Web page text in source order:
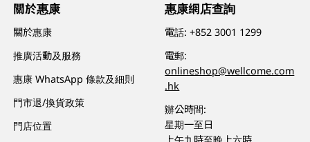
關於惠康
關於惠康
推廣活動及服務
惠康 WhatsApp 條款及細則
門市退/換貨政策
門店位置
惠康網店查詢
電話:+852 3001 1299
電郵:
onlineshop@wellcome.com
.hk
辦公時間:
星期一至日